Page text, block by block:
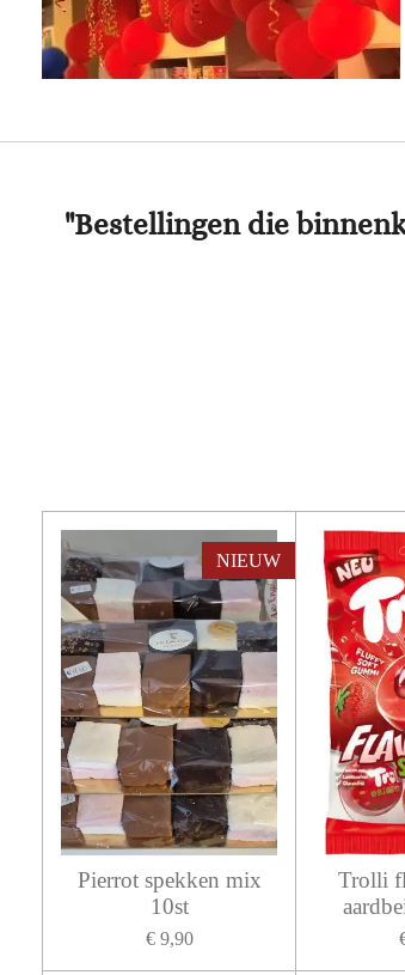
"Bestellingen die
NIEUW
Pierrot spekken mix
10st
€ 9,90
Trolli